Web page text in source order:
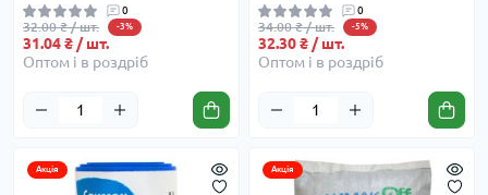
0
32.00 ₴ / шт. -3%
31.04 ₴ / шт.
Оптом і в роздріб
0
34.00 ₴ / шт. -5%
32.30 ₴ / шт.
Оптом і в роздріб
Акція Акція